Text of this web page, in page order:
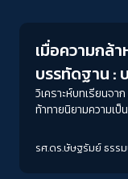
เมื่อความกล้
บรรทัดฐาน :
Mamdani สู่
วิเคราะห์บทเรียนจ
ท้าทายนิยามความเป็
รศ.ดร.ษัษฐรัมย์ ธรร